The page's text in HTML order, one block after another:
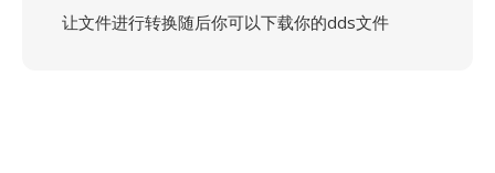
让文件进行转换随后你可以下载你的dds文件